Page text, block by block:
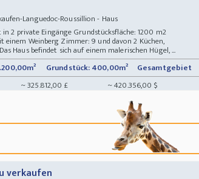
Languedoc-Roussillion - Haus
2 private Eingänge Grundstücksfläche: 1200 m2
Weinberg Zimmer: 9 und davon 2 Küchen,
Haus befindet sich auf einem malerischen Hügel, ...
Grundstück: 400,00m²
Gesamtgebiet
~ 325.812,00 £ ~ 420.356,00 $
verkaufen